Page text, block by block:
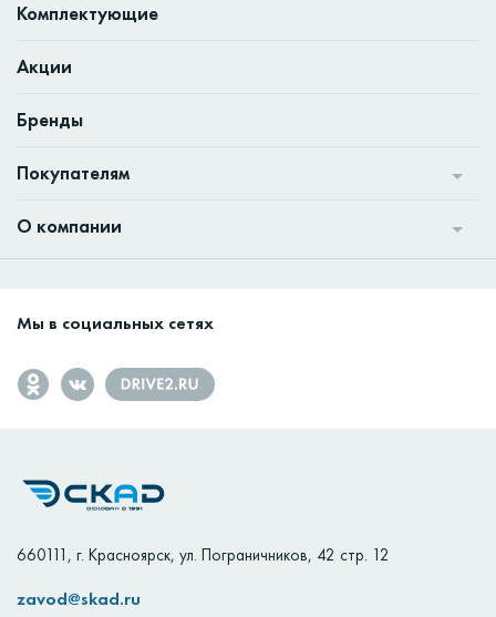
660111 , г. Красноярск, ул. Пограничников, 42 стр. 12
zavod@skad.ru
Комплектующие
Акции
Бренды
Покупателям
О компании
Мы в социальных сетях